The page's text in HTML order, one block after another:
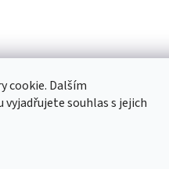
cookie. Dalším
souhlas s jejich
Kontakt
cookies